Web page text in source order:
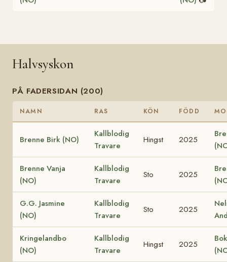
Halvsyskon
PÅ FADERSIDAN (200)
NAMN RAS KÖN FÖDD
Brenne Birk (NO)
Kallblodig
Travare
Hingst 2025
Brenne Vanja
(NO)
Kallblodig
Travare
Sto 2025
G.G. Jasmine
(NO)
Kallblodig
Travare
Sto 2025
Kringelandbo
(NO)
Kallblodig
Travare
Hingst 2025